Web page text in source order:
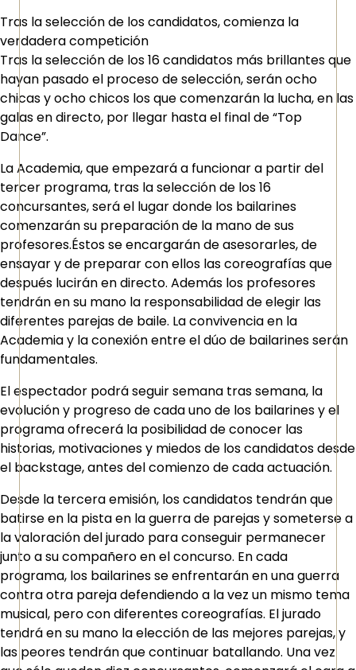
Tras la selección de los candidatos, comienza la
verdadera competición
Tras la selección de los 16 candidatos más brillantes que
hayan pasado el proceso de selección, serán ocho
chicas y ocho chicos los que comenzarán la lucha, en las
galas en directo, por llegar hasta el final de “Top
Dance”.
La Academia, que empezará a funcionar a partir del
tercer programa, tras la selección de los 16
concursantes, será el lugar donde los bailarines
comenzarán su preparación de la mano de sus
profesores.Éstos se encargarán de asesorarles, de
ensayar y de preparar con ellos las coreografías que
después lucirán en directo. Además los profesores
tendrán en su mano la responsabilidad de elegir las
diferentes parejas de baile. La convivencia en la
Academia y la conexión entre el dúo de bailarines serán
fundamentales.
El espectador podrá seguir semana tras semana, la
evolución y progreso de cada uno de los bailarines y el
programa ofrecerá la posibilidad de conocer las
historias, motivaciones y miedos de los candidatos desde
el backstage, antes del comienzo de cada actuación.
Desde la tercera emisión, los candidatos tendrán que
batirse en la pista en la guerra de parejas y someterse a
la valoración del jurado para conseguir permanecer
junto a su compañero en el concurso. En cada
programa, los bailarines se enfrentarán en una guerra
contra otra pareja defendiendo a la vez un mismo tema
musical, pero con diferentes coreografías. El jurado
tendrá en su mano la elección de las mejores parejas, y
las peores tendrán que continuar batallando. Una vez